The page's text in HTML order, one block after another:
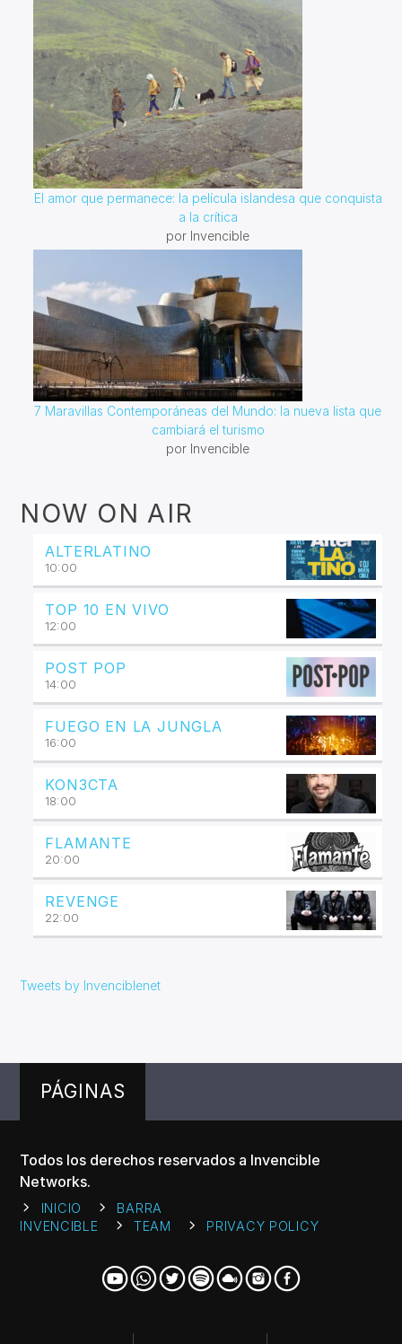
El amor que permanece: la película islandesa que conquista
a la crítica
por Invencible
7 Maravillas Contemporáneas del Mundo: la nueva lista que
cambiará el turismo
por Invencible
NOW ON AIR
ALTERLATINO
10:00
TOP 10 EN VIVO
12:00
POST POP
14:00
FUEGO EN LA JUNGLA
16:00
KON3CTA
18:00
FLAMANTE
20:00
REVENGE
22:00
Tweets by Invenciblenet
PÁGINAS
Todos los derechos reservados a Invencible
Networks.
INICIO
BARRA
INVENCIBLE
TEAM PRIVACY POLICY